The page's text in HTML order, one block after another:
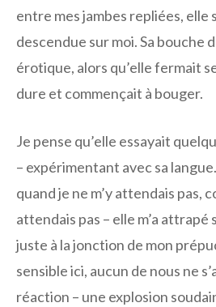
entre mes jambes repliées, elle
descendue sur moi. Sa bouche
érotique, alors qu’elle fermait
dure et commençait à bouger.
Je pense qu’elle essayait
– expérimentant avec sa
quand je ne m’y attendais pas,
attendais pas – elle m’a attrapé
juste à la jonction de mon
sensible ici, aucun de nous ne
réaction – une explosion